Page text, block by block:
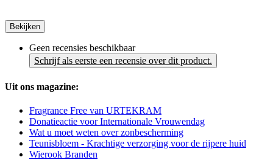
Bekijken
Geen recensies beschikbaar
Schrijf als eerste een recensie over dit product.
Uit ons magazine:
Fragrance Free van URTEKRAM
Donatieactie voor Internationale Vrouwendag
Wat u moet weten over zonbescherming
Teunisbloem - Krachtige verzorging voor de rijpere huid
Wierook Branden